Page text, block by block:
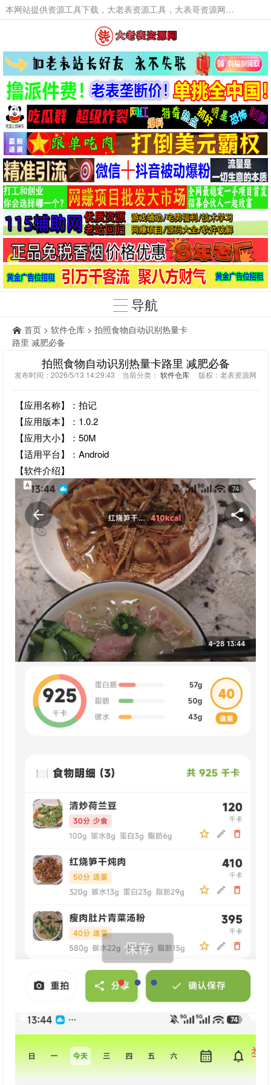
本网站提供资源工具下载，大老表资源工具，大表哥资源网软件工具，大老表资源下载，活动线报福利资源分享,活动线报，大型网游经典游戏，网络热门技术游戏辅助交流与分享。
导航
首页 > 软件仓库 > 拍照食物自动识别热量卡
路里 减肥必备
拍照食物自动识别热量卡路里 减肥必备
发布时间：2026/5/13 14:29:43 当前分类： 软件仓库 版权：老表资源网
【应用名称】：拍记
【应用版本】：1.0.2
【应用大小】：50M
【适用平台】：Android
【软件介绍】